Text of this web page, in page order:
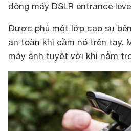
dòng máy DSLR entrance
Được phủ một lớp cao su
an toàn khi cầm nó trên tay.
máy ảnh tuyệt vời khi nằm